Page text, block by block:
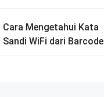
Cara Mengetahui Kata
Sandi WiFi dari Barcode